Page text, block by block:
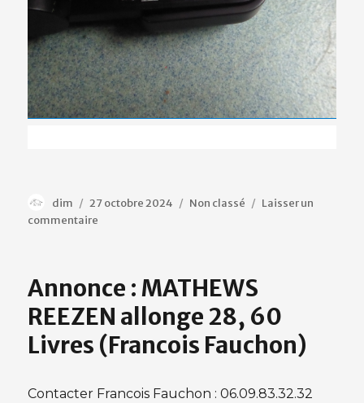
Auteur
dim
Publié
le
27 octobre 2024 Catégories
Non classé
Laisser un
commentaire
WINWIN,
allonge
29,
50
livres
Annonce : MATHEWS
REEZEN allonge 28, 60
Livres (Francois Fauchon)
Contacter Francois Fauchon : 06.09.83.32.32